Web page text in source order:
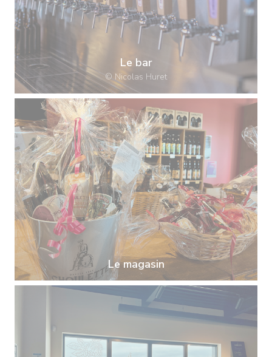
Le bar
© Nicolas Huret
Le magasin